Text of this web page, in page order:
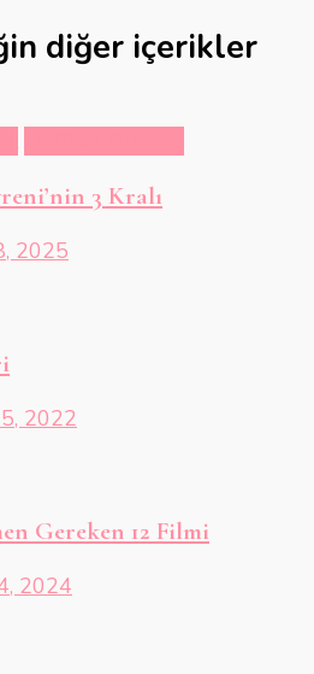
diğer içerikler
3 Kralı
2025
2022
Gereken 12 Filmi
2024